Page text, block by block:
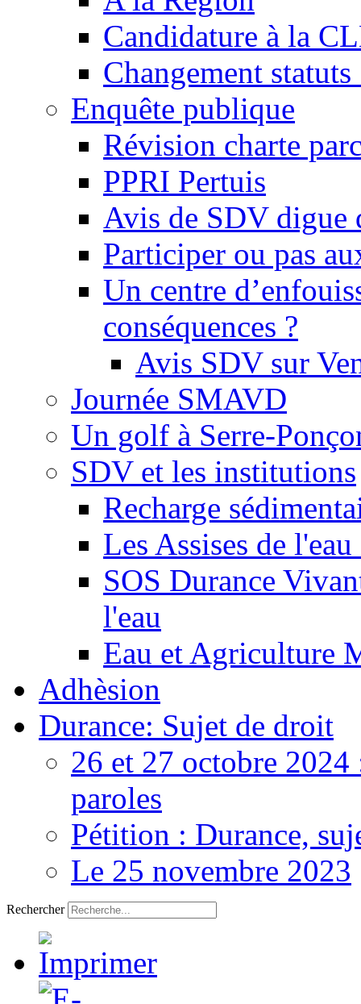
Candidature à la
Changement
Enquête publique
Révision charte
PPRI Pertuis
Avis de SDV digue
Participer ou pas
Un centre
conséquences ?
Avis SDV sur
Journée SMAVD
Un golf à Serre-
SDV et les institutions
Recharge
Les Assises de
SOS Durance
l'eau
Eau et Agriculture
Adhèsion
Durance: Sujet de droit
26 et 27 octobre 2024
paroles
Pétition : Durance,
Le 25 novembre 2023
Rechercher